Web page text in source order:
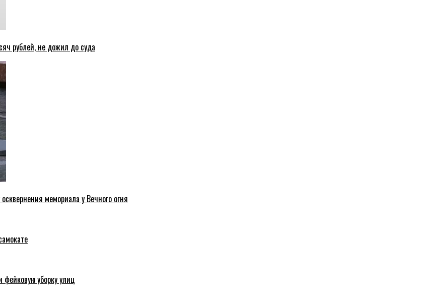
рублей, не дожил до суда
мемориала у Вечного огня
уборку улиц